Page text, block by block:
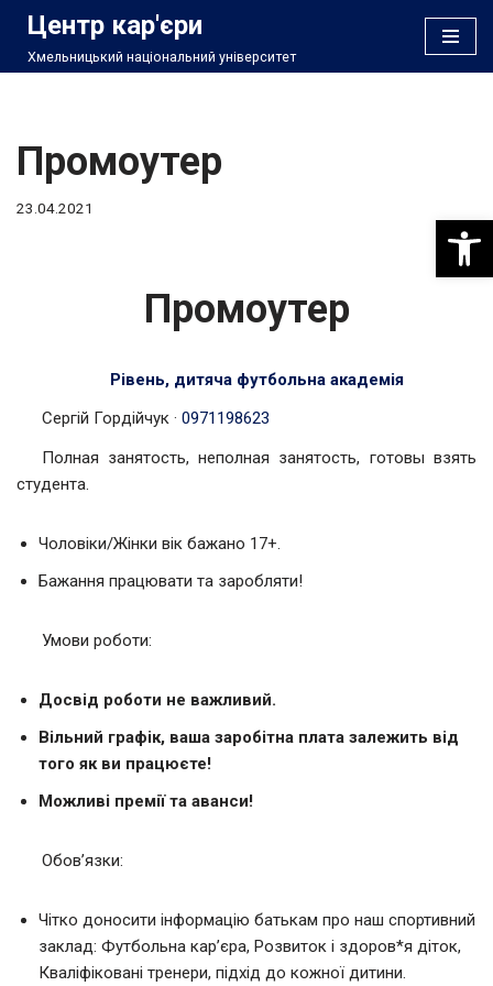
Перейти
Центр кар'єри
Хмельницький національний університет
Промоутер
23.04.2021
Промоутер
Рівень, дитяча футбольна академія
Сергій Гордійчук· 0971198623
Полная занятость, неполная занятость, готовы взять
студента.
Чоловіки/Жінки вік бажано 17+.
Бажання працювати та заробляти!
Умови роботи:
Досвід роботи не важливий.
Вільний графік, ваша заробітна плата залежить від
того як ви працюєте!
Можливі премії та аванси!
Обов’язки:
Чітко доносити інформацію батькам про наш спортивний
заклад: Футбольна кар’єра, Розвиток і здоров*я діток,
Кваліфіковані тренери, підхід до кожної дитини.